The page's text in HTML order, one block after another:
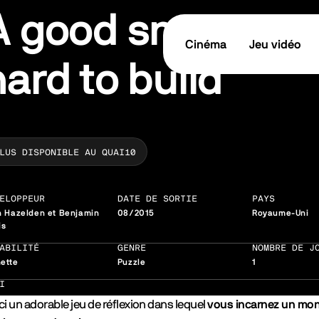
Cinéma
Jeu vidéo
good
to build
DISPONIBLE AU QUAI10
Hazelden et Benjamin
DATE DE SORTIE
08/2015
PAYS
Royaume-Uni
GENRE
Puzzle
NOMBRE DE
1
un adorable jeu de réflexion dans lequelvous incarnez un